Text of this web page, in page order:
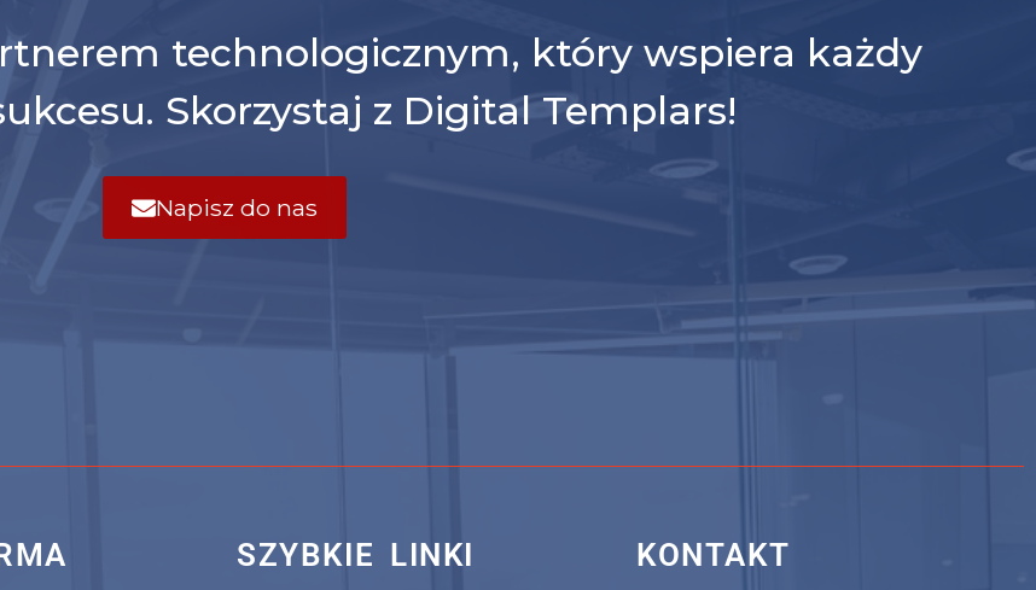
technologicznym, który wspiera każdy
Skorzystaj z Digital Templars!
Napisz do nas
SZYBKIE LINKI KONTAKT